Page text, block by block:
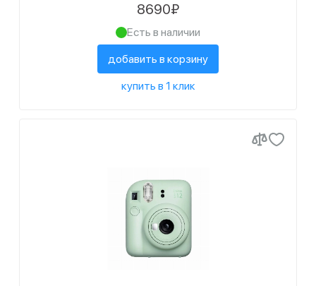
8690₽
Есть в наличии
добавить в корзину
купить в 1 клик